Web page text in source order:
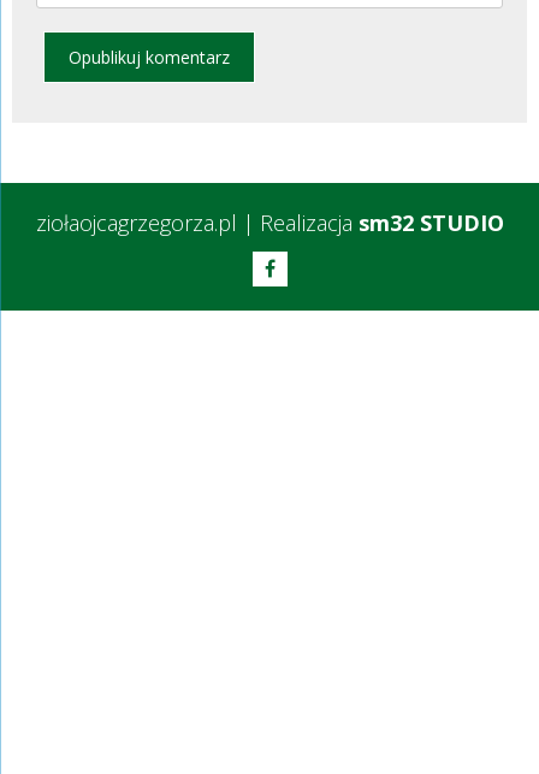
ziołaojcagrzegorza.pl | Realizacja sm32 STUDIO